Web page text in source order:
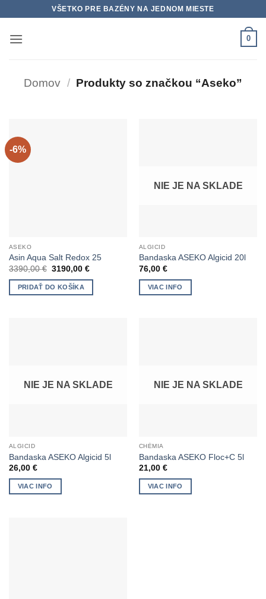
content
VŠETKO PRE BAZÉNY NA JEDNOM MIESTE
0
Domov / Produkty so značkou “Aseko”
-6%
ASEKO
Asin Aqua Salt Redox 25
3390,00€ Pôvodná
bola:
3390,00 €.
3190,00 €Aktuálna
je:
PRIDAŤ DO KOŠÍKA
NIE JE NA SKLADE
ALGICID
Bandaska ASEKO Algicid 20l
76,00 €
VIAC INFO
NIE JE NA SKLADE
ALGICID
Bandaska ASEKO Algicid 5l
26,00 €
VIAC INFO
NIE JE NA SKLADE
CHÉMIA
Bandaska ASEKO Floc+C 5l
21,00 €
VIAC INFO